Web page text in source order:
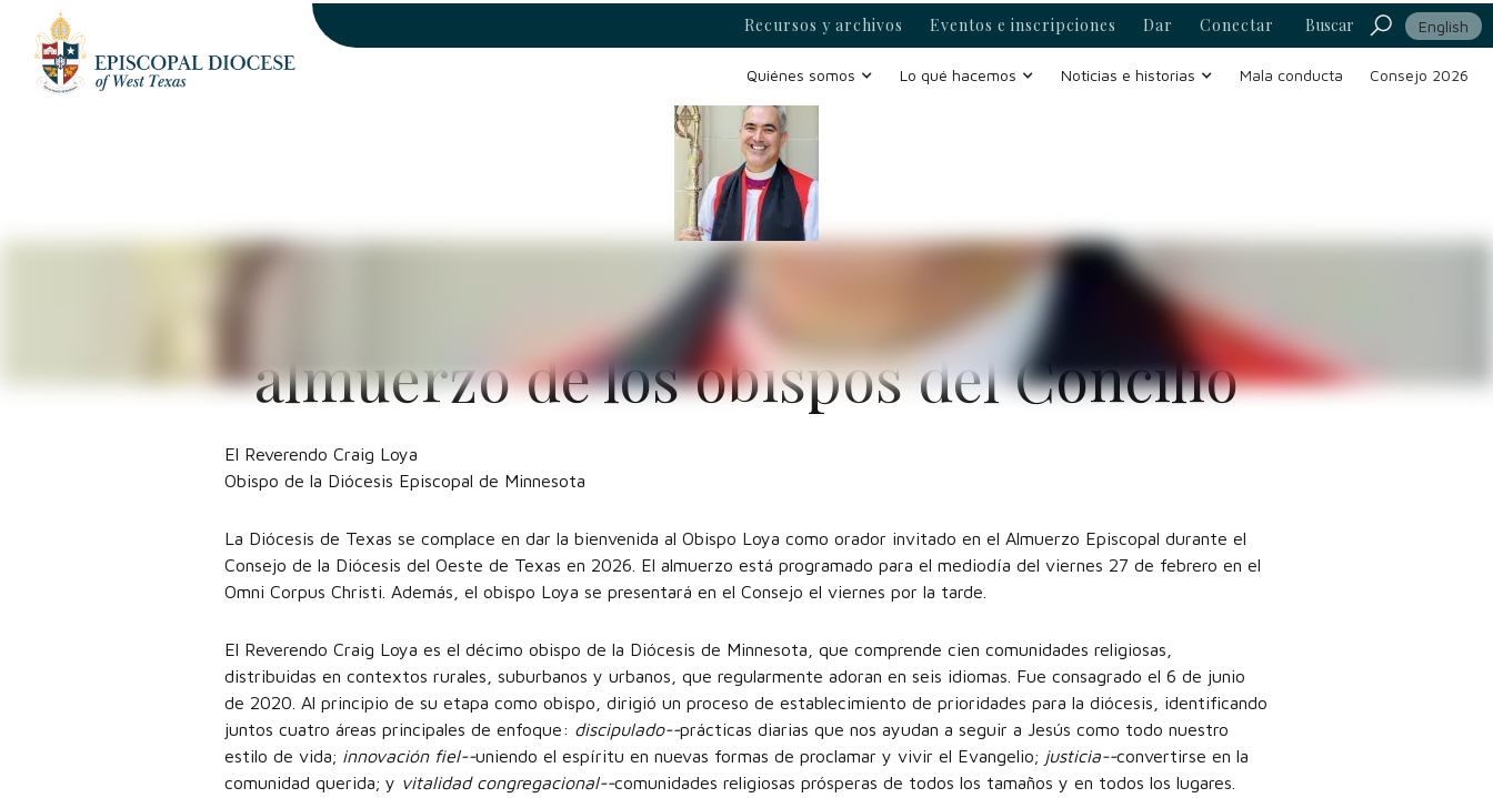
Recursos y archivos Eventos e inscripciones Dar Conectar Buscar English
Quiénes somos Lo qué hacemos Noticias e historias Mala conducta Consejo 2026
El obispo Craig Loya hablará en el 122°
almuerzo de los obispos del Concilio
El Reverendo Craig Loya
Obispo de la Diócesis Episcopal de Minnesota
La Diócesis de Texas se complace en dar la bienvenida al Obispo Loya como orador invitado en el Almuerzo Episcopal durante el
Consejo de la Diócesis del Oeste de Texas en 2026. El almuerzo está programado para el mediodía del viernes 27 de febrero en el
Omni Corpus Christi. Además, el obispo Loya se presentará en el Consejo el viernes por la tarde.
El Reverendo Craig Loya es el décimo obispo de la Diócesis de Minnesota, que comprende cien comunidades religiosas,
distribuidas en contextos rurales, suburbanos y urbanos, que regularmente adoran en seis idiomas. Fue consagrado el 6 de junio
de 2020. Al principio de su etapa como obispo, dirigió un proceso de establecimiento de prioridades para la diócesis, identificando
juntos cuatro áreas principales de enfoque: discipulado--prácticas diarias que nos ayudan a seguir a Jesús como todo nuestro
estilo de vida; innovación fiel--uniendo el espíritu en nuevas formas de proclamar y vivir el Evangelio; justicia--convertirse en la
comunidad querida; y vitalidad congregacional--comunidades religiosas prósperas de todos los tamaños y en todos los lugares.